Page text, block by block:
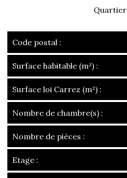
Quartier
Code postal :
Surface habitable (m²) :
Surface loi Carrez (m²) :
Nombre de chambre(s) :
Nombre de pièces :
Etage :